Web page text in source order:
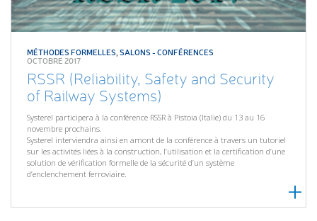
MÉTHODES FORMELLES ,SALONS - CONFÉRENCES
OCTOBRE 2017
RSSR (Reliability, Safety and Security
of Railway Systems)
Systerel participera à la conférence RSSR à Pistoia (Italie) du 13 au 16
novembre prochains.
Systerel interviendra ainsi en amont de la conférence à travers un tutoriel
sur les activités liées à la construction, l’utilisation et la certification d’une
solution de vérification formelle de la sécurité d’un système
d’enclenchement ferroviaire.